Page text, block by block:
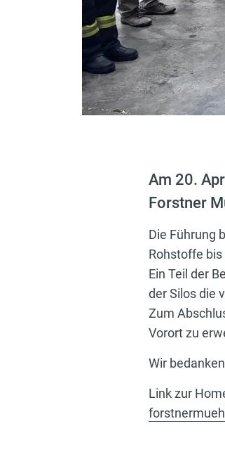
Am 20.
Forstner
Die Führung
Rohstoffe
Ein Teil der
der Silos die
Zum
Vorort zu
Wir
Link zur